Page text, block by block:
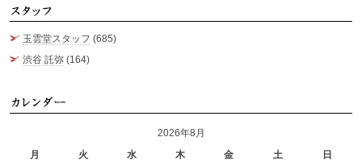
玉雲堂スタッフ (685)
渋谷 託弥 (164)
2026年8月
月
火 水 木 金 土
日